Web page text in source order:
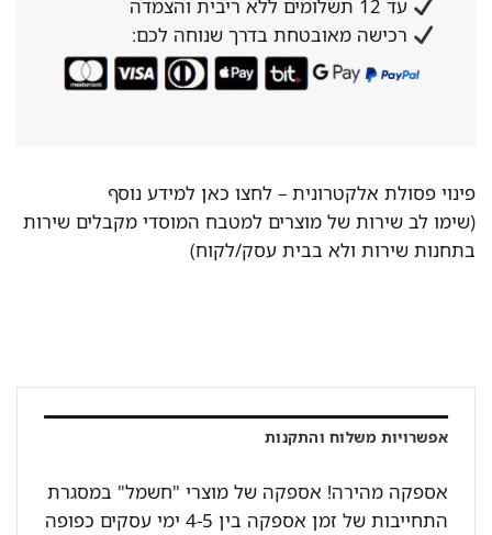
עד 12 תשלומים ללא ריבית והצמדה
רכישה מאובטחת בדרך שנוחה לכם:
פינוי פסולת אלקטרונית – לחצו כאן למידע נוסף
(שימו לב שירות של מוצרים למטבח המוסדי מקבלים שירות
בתחנות שירות ולא בבית עסק/לקוח)
אפשרויות משלוח והתקנות
אספקה מהירה! אספקה של מוצרי "חשמל" במסגרת
התחייבות של זמן אספקה בין 4-5 ימי עסקים כפופה